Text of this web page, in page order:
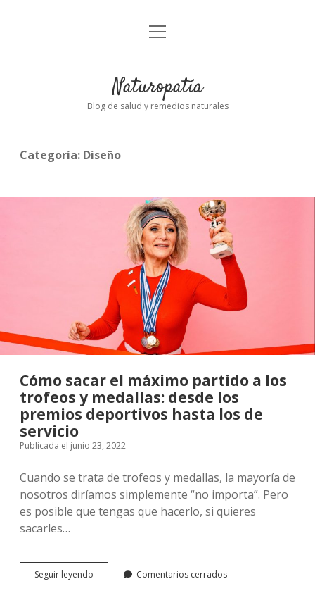
Inicio
abrir
Naturopatía
Blog de salud y remedios naturales
Categoría: Diseño
Cómo sacar el máximo partido a los
trofeos y medallas: desde los
premios deportivos hasta los de
servicio
Publicada el junio 23, 2022
Cuando se trata de trofeos y medallas, la mayoría de
nosotros diríamos simplemente “no importa”. Pero
es posible que tengas que hacerlo, si quieres
sacarles…
Seguir leyendo
sacar
Comentarios cerrados